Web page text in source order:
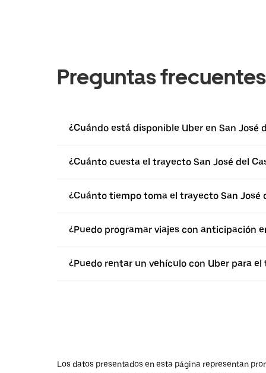
Preguntas frecuentes
¿Cuándo está disponible Uber en San José
¿Cuánto cuesta el trayecto San José del
¿Cuánto tiempo toma el trayecto San José
¿Puedo programar viajes con anticipación
¿Puedo rentar un vehículo con Uber para
Los datos presentados en esta página representan